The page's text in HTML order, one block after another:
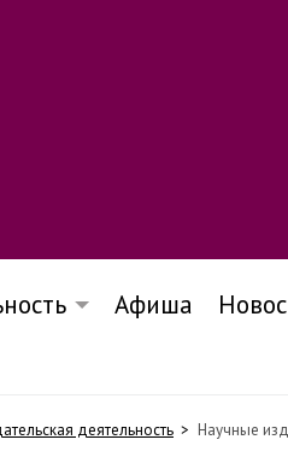
Афиша
деятельность Научные